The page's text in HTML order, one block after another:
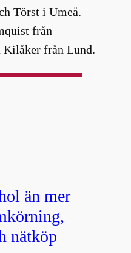
Törst i Umeå.
från
Kilåker från Lund.
än mer
nätköp